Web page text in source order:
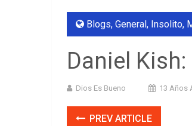
Blogs, General, Insolito,
Daniel
Dios Es Bueno 13 Años
PREV ARTICLE